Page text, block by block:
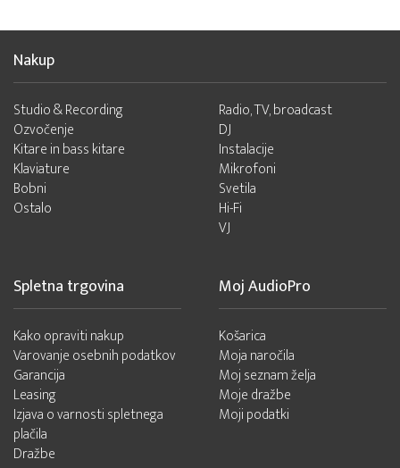
Nakup
Studio & Recording
Ozvočenje
Kitare in bass kitare
Klaviature
Bobni
Ostalo
Radio, TV, broadcast
DJ
Instalacije
Mikrofoni
Svetila
Hi-Fi
VJ
Spletna trgovina
Kako opraviti nakup
Varovanje osebnih podatkov
Garancija
Leasing
Izjava o varnosti spletnega
plačila
Dražbe
Moj AudioPro
Košarica
Moja naročila
Moj seznam želja
Moje dražbe
Moji podatki